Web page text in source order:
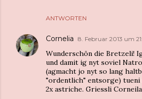
ANTWORTEN
Cornelia 8. Februar 2013 um
Wunderschön die Bretzeli!
und damit ig nyt soviel
(agmacht jo nyt so lang
"ordentlich" entsorge) tueni
2x astriche. Griessli Corneila